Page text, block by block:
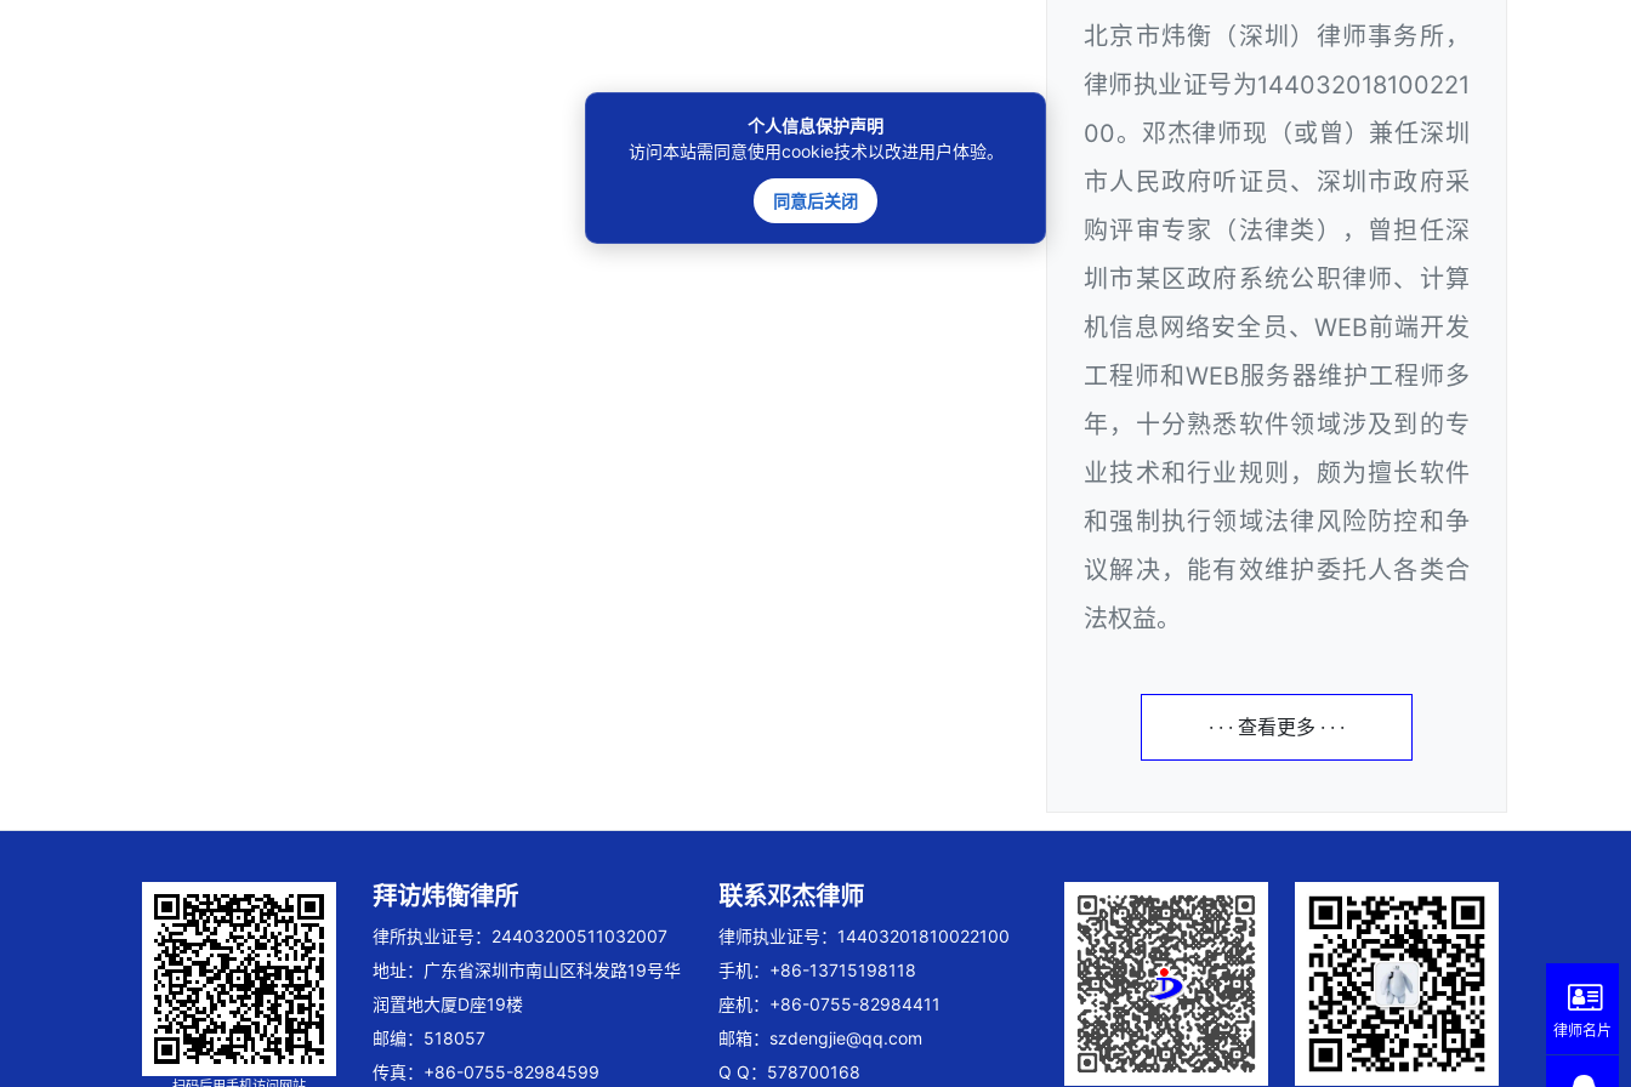
北京市炜衡（深圳）律师事务所，
律师执业证号为144032018100221
00。邓杰律师现（或曾）兼任深圳
市人民政府听证员、深圳市政府采
购评审专家（法律类），曾担任深
圳市某区政府系统公职律师、计算
机信息网络安全员、WEB前端开发
工程师和WEB服务器维护工程师多
年，十分熟悉软件领域涉及到的专
业技术和行业规则，颇为擅长软件
和强制执行领域法律风险防控和争
议解决，能有效维护委托人各类合
法权益。
· · · 查看更多 · · ·
拜访炜衡律所
律所执业证号：24403200511032007
地址：广东省深圳市南山区科发路19号华
润置地大厦D座19楼
邮编：518057
传真：+86-0755-82984599
联系邓杰律师
律师执业证号：14403201810022100
手机：+86-13715198118
座机：+86-0755-82984411
邮箱： szdengjie@qq.com
Q Q：578700168
个人信息保护声明
访问本站需同意使用cookie技术以改进用户体验。
同意后关闭
律师名片